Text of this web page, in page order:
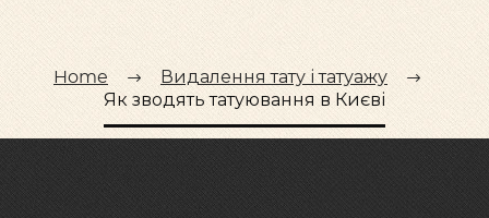
Home
Видалення тату і татуажу
Як зводять татуювання в Києві